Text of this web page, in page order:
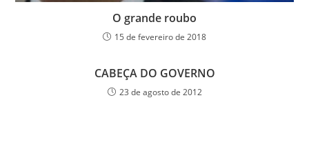
O grande roubo
15 de fevereiro de 2018
CABEÇA DO GOVERNO
23 de agosto de 2012